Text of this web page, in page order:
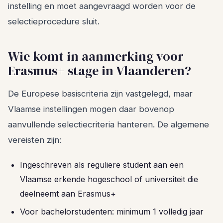
instelling en moet aangevraagd worden voor de
selectieprocedure sluit.
Wie komt in aanmerking voor
Erasmus+ stage in Vlaanderen?
De Europese basiscriteria zijn vastgelegd, maar
Vlaamse instellingen mogen daar bovenop
aanvullende selectiecriteria hanteren. De algemene
vereisten zijn:
Ingeschreven als reguliere student aan een
Vlaamse erkende hogeschool of universiteit die
deelneemt aan Erasmus+
Voor bachelorstudenten: minimum 1 volledig jaar